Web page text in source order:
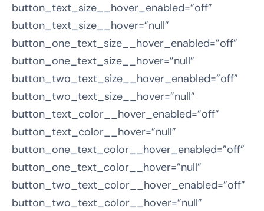
button_text_size__hover_enabled=”off”
button_text_size__hover=”null”
button_one_text_size__hover_enabled=”off”
button_one_text_size__hover=”null”
button_two_text_size__hover_enabled=”off”
button_two_text_size__hover=”null”
button_text_color__hover_enabled=”off”
button_text_color__hover=”null”
button_one_text_color__hover_enabled=”off”
button_one_text_color__hover=”null”
button_two_text_color__hover_enabled=”off”
button_two_text_color__hover=”null”